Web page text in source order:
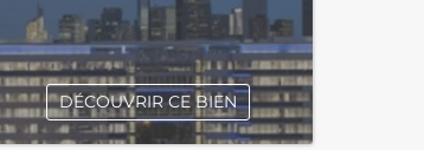
DÉCOUVRIR CE BIEN